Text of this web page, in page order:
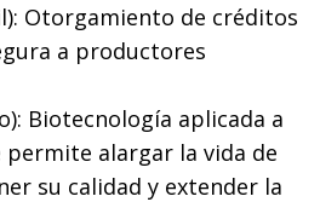
Otorgamiento de créditos
a productores
Biotecnología aplicada a
permite alargar la vida de
su calidad y extender la